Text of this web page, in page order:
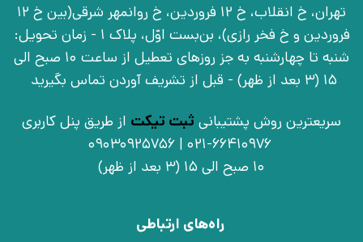
تهران، خ انقلاب، خ 12 فروردین، خ روانمهر شرقی(بین خ 12
فروردین و خ فخر رازی)، بن‌بست اوّل، پلاک 1 - زمان تحویل:
شنبه تا چهارشنبه به جز روزهای تعطیل از ساعت 10 صبح الی
15 (3 بعد از ظهر) - قبل از تشریف آوردن تماس بگیرید
سریعترین روش پشتیبانی ثبت تیکت از طریق پنل کاربری
021-66410976 | 09030925756
10 صبح الی 15 (3 بعد از ظهر)
راه‌های ارتباطی